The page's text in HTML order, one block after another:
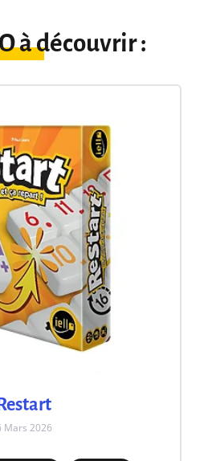
à découvrir :
Mars 2026